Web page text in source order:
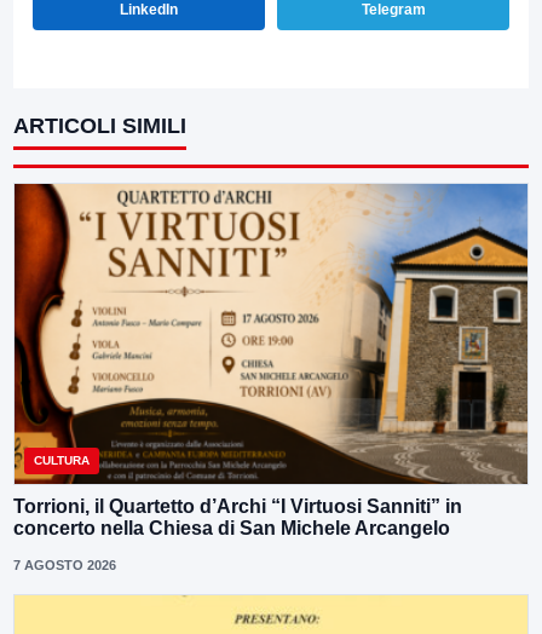
LinkedIn Telegram
ARTICOLI SIMILI
CULTURA
Torrioni, il Quartetto d’Archi “I Virtuosi Sanniti” in
concerto nella Chiesa di San Michele Arcangelo
7 AGOSTO 2026